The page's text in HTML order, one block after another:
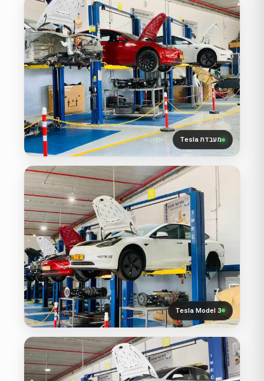
מעבדת Tesla
Tesla Model 3